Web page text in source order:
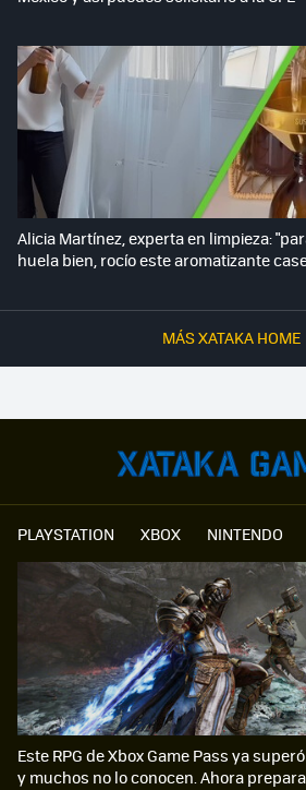
MÁS XATAKA HOME
Alicia Martínez, experta en limpieza:
huela bien, rocío este aromatizante
PLAYSTATION XBOX NINTENDO
Este RPG de Xbox Game Pass ya
y muchos no lo conocen. Ahora